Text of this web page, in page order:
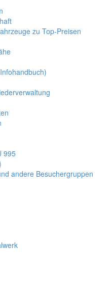
zu Top-Preisen
995
andere Besuchergruppen